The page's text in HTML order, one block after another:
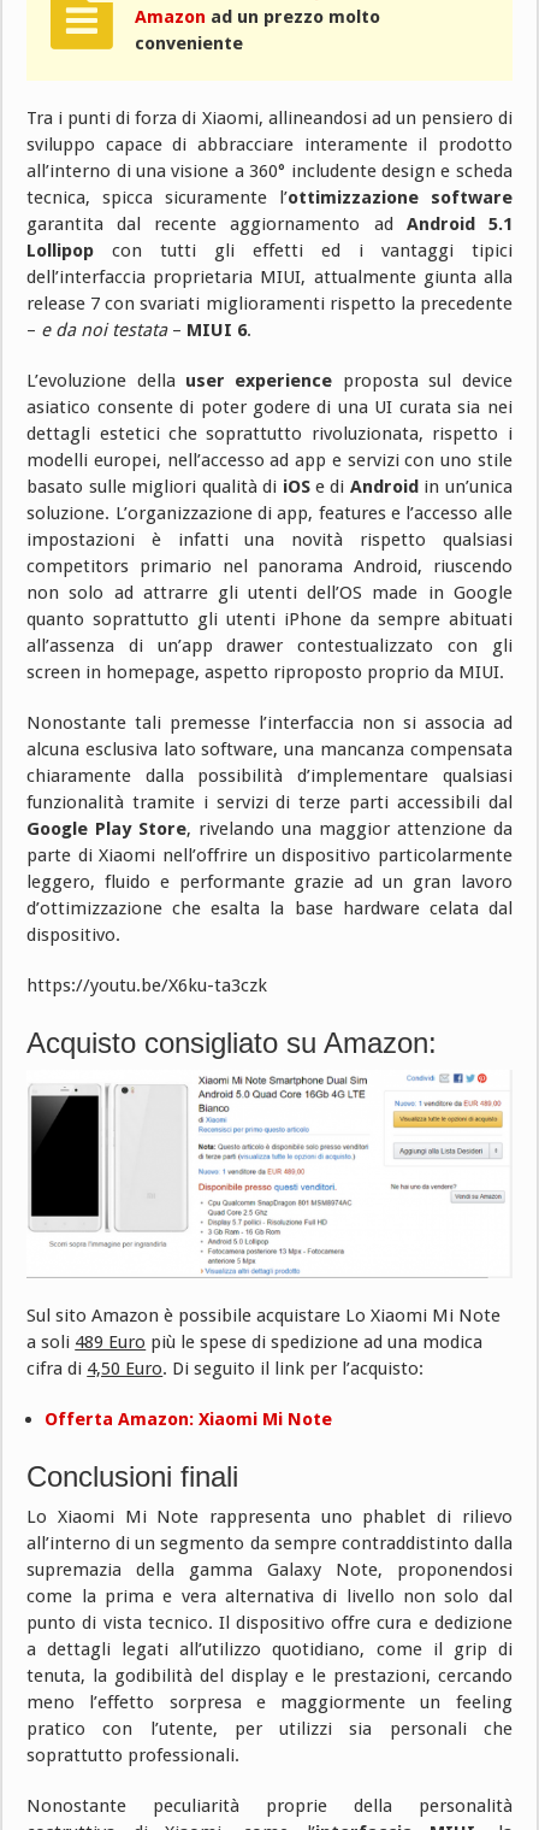
Amazon ad un prezzo molto
conveniente
Tra i punti di forza di Xiaomi, allineandosi ad un pensiero di
sviluppo capace di abbracciare interamente il prodotto
all’interno di una visione a 360° includente design e scheda
tecnica, spicca sicuramente l’ottimizzazione software
garantita dal recente aggiornamento ad Android 5.1
Lollipop con tutti gli effetti ed i vantaggi tipici
dell’interfaccia proprietaria MIUI, attualmente giunta alla
release 7 con svariati miglioramenti rispetto la precedente
– e da noi testata– MIUI 6.
L’evoluzione della user experience proposta sul device
asiatico consente di poter godere di una UI curata sia nei
dettagli estetici che soprattutto rivoluzionata, rispetto i
modelli europei, nell’accesso ad app e servizi con uno stile
basato sulle migliori qualità di iOSe di Androidin un’unica
soluzione. L’organizzazione di app, features e l’accesso alle
impostazioni è infatti una novità rispetto qualsiasi
competitors primario nel panorama Android, riuscendo
non solo ad attrarre gli utenti dell’OS made in Google
quanto soprattutto gli utenti iPhone da sempre abituati
all’assenza di un’app drawer contestualizzato con gli
screen in homepage, aspetto riproposto proprio da MIUI.
Nonostante tali premesse l’interfaccia non si associa ad
alcuna esclusiva lato software, una mancanza compensata
chiaramente dalla possibilità d’implementare qualsiasi
funzionalità tramite i servizi di terze parti accessibili dal
Google Play Store, rivelando una maggior attenzione da
parte di Xiaomi nell’offrire un dispositivo particolarmente
leggero, fluido e performante grazie ad un gran lavoro
d’ottimizzazione che esalta la base hardware celata dal
dispositivo.
https://youtu.be/X6ku-ta3czk
Acquisto consigliato su Amazon:
Sul sito Amazon è possibile acquistare Lo Xiaomi Mi Note
a soli 489 Euro più le spese di spedizione ad una modica
cifra di 4,50 Euro. Di seguito il link per l’acquisto:
Offerta Amazon: Xiaomi Mi Note
Conclusioni finali
Lo Xiaomi Mi Note rappresenta uno phablet di rilievo
all’interno di un segmento da sempre contraddistinto dalla
supremazia della gamma Galaxy Note, proponendosi
come la prima e vera alternativa di livello non solo dal
punto di vista tecnico. Il dispositivo offre cura e dedizione
a dettagli legati all’utilizzo quotidiano, come il grip di
tenuta, la godibilità del display e le prestazioni, cercando
meno l’effetto sorpresa e maggiormente un feeling
pratico con l’utente, per utilizzi sia personali che
soprattutto professionali.
Nonostante peculiarità proprie della personalità